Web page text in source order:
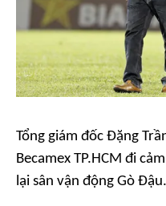
Tổng giám đốc Đặng
Becamex TP.HCM đi
lại sân vận động Gò Đậu.